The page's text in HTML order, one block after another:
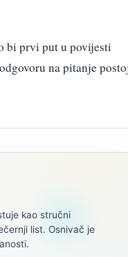
bi prvi put u povijesti
na pitanje
kao stručni
list. Osnivač je